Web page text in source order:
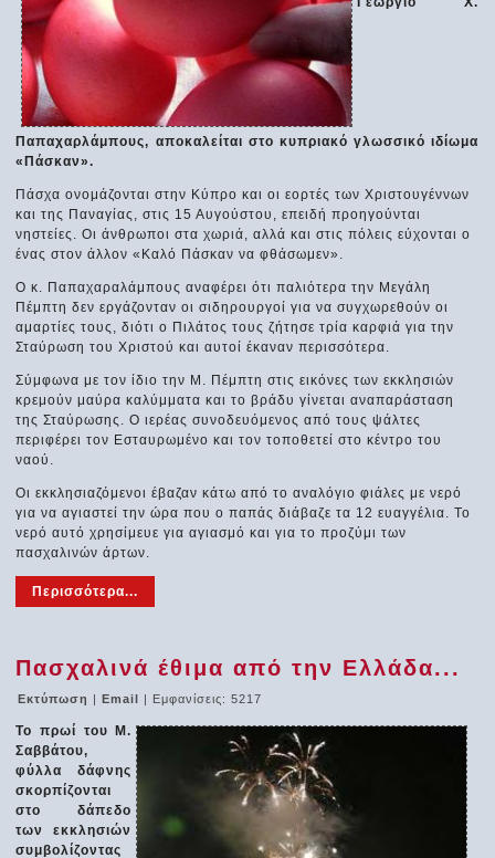
Παπαχαρλάμπους, αποκαλείται στο κυπριακό γλωσσικό ιδίωμα
«Πάσκαν».
Πάσχα ονομάζονται στην Κύπρο και οι εορτές των Χριστουγέννων
και της Παναγίας, στις 15 Αυγούστου, επειδή προηγούνται
νηστείες. Οι άνθρωποι στα χωριά, αλλά και στις πόλεις εύχονται ο
ένας στον άλλον «Καλό Πάσκαν να φθάσωμεν».
Ο κ. Παπαχαραλάμπους αναφέρει ότι παλιότερα την Μεγάλη
Πέμπτη δεν εργάζονταν οι σιδηρουργοί για να συγχωρεθούν οι
αμαρτίες τους, διότι ο Πιλάτος τους ζήτησε τρία καρφιά για την
Σταύρωση του Χριστού και αυτοί έκαναν περισσότερα.
Σύμφωνα με τον ίδιο την Μ. Πέμπτη στις εικόνες των εκκλησιών
κρεμούν μαύρα καλύμματα και το βράδυ γίνεται αναπαράσταση
της Σταύρωσης. Ο ιερέας συνοδευόμενος από τους ψάλτες
περιφέρει τον Εσταυρωμένο και τον τοποθετεί στο κέντρο του
ναού.
Οι εκκλησιαζόμενοι έβαζαν κάτω από το αναλόγιο φιάλες με νερό
για να αγιαστεί την ώρα που ο παπάς διάβαζε τα 12 ευαγγέλια. Το
νερό αυτό χρησίμευε για αγιασμό και για το προζύμι των
πασχαλινών άρτων.
Περισσότερα...
Πασχαλινά έθιμα από την Ελλάδα...
Εκτύπωση |Email | Εμφανίσεις: 5217
Το πρωί του M.
Σαββάτου,
φύλλα δάφνης
σκορπίζονται
στο δάπεδο
των εκκλησιών
συμβολίζοντας